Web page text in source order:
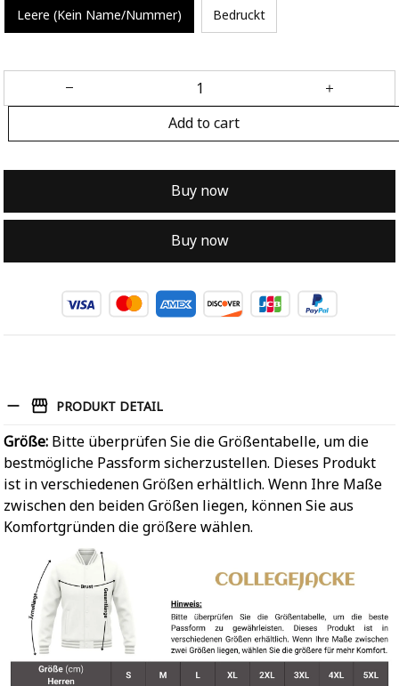
Leere (Kein Name/Nummer) Bedruckt
Add to cart
Buy now
Buy now
PRODUKT DETAIL
Größe: Bitte überprüfen Sie die Größentabelle, um die
bestmögliche Passform sicherzustellen. Dieses Produkt
ist in verschiedenen Größen erhältlich. Wenn Ihre Maße
zwischen den beiden Größen liegen, können Sie aus
Komfortgründen die größere wählen.